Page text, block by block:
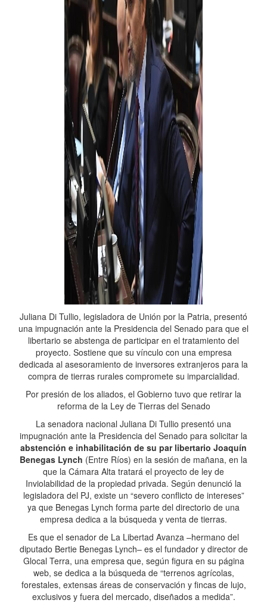
Juliana Di Tullio, legisladora de Unión por la Patria, presentó
una impugnación ante la Presidencia del Senado para que el
libertario se abstenga de participar en el tratamiento del
proyecto. Sostiene que su vínculo con una empresa
dedicada al asesoramiento de inversores extranjeros para la
compra de tierras rurales compromete su imparcialidad.
Por presión de los aliados, el Gobierno tuvo que retirar la
reforma de la Ley de Tierras del Senado
La senadora nacional Juliana Di Tullio presentó una
impugnación ante la Presidencia del Senado para solicitar la
abstención e inhabilitación de su par libertario Joaquín
Benegas Lynch (Entre Ríos) en la sesión de mañana, en la
que la Cámara Alta tratará el proyecto de ley de
Inviolabilidad de la propiedad privada. Según denunció la
legisladora del PJ, existe un “severo conflicto de intereses”
ya que Benegas Lynch forma parte del directorio de una
empresa dedica a la búsqueda y venta de tierras.
Es que el senador de La Libertad Avanza –hermano del
diputado Bertie Benegas Lynch– es el fundador y director de
Glocal Terra, una empresa que, según figura en su página
web, se dedica a la búsqueda de “terrenos agrícolas,
forestales, extensas áreas de conservación y fincas de lujo,
exclusivos y fuera del mercado, diseñados a medida”.